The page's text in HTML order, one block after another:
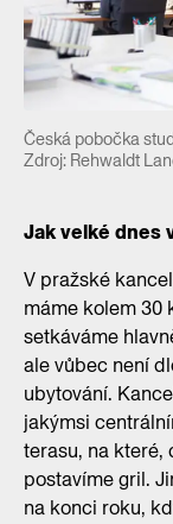
Česká pobočka
Zdroj: Rehwaldt
Jak velké dnes
V pražské
máme kolem 30
setkáváme
ale vůbec není
ubytování.
jakýmsi
terasu, na které,
postavíme gril.
na konci roku,